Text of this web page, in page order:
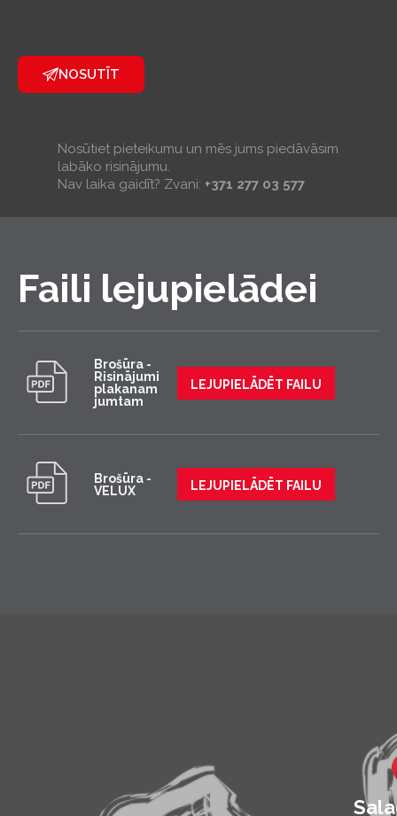
NOSUTĪT
Nosūtiet pieteikumu un mēs jums piedāvāsim
labāko risinājumu.
Nav laika gaidīt? Zvani: +371 277 03 577
Faili lejupielādei
Brošūra -
Risinājumi
plakanam
jumtam
LEJUPIELĀDĒT FAILU
Brošūra -
VELUX
LEJUPIELĀDĒT FAILU